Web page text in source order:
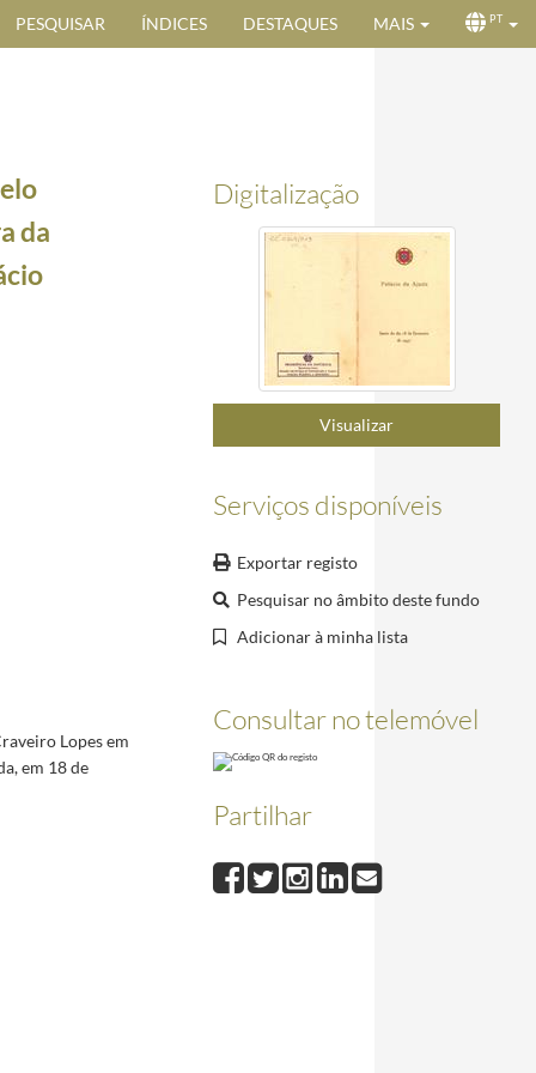
PESQUISAR ÍNDICES DESTAQUES MAIS PT
de fevereiro de 1957.
1957-02-18/1957-02-18
da Ajuda, em 18 de fevereiro de 1957.
visita de Estado a Portugal.
1957-02/1957-02
II, no Palácio Nacional da Ajuda.
Nacional da Ajuda e solicitando convites para genro, filha e neta.
e simultaneamente agradecendo a mensagem que esta lhe dirigiu por ocasião da
Digitalização
Visualizar
Serviços disponíveis
Exportar registo
Pesquisar no âmbito deste fundo
Adicionar à minha lista
Consultar no telemóvel
Partilhar
da
Lopes em
em 18 de